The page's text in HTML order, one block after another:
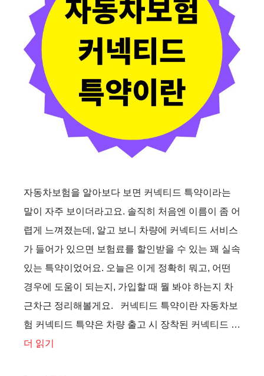
자동차보험을 알아보다 보면 커넥티드 특약이라는
말이 자주 보이더라고요. 솔직히 처음엔 이름이 좀 어
렵게 느껴졌는데, 알고 보니 차량에 커넥티드 서비스
가 들어가 있으면 보험료를 할인받을 수 있는 꽤 실속
있는 특약이었어요. 오늘은 이게 정확히 뭐고, 어떤
경우에 도움이 되는지, 가입할 때 뭘 봐야 하는지 차
근차근 정리해볼게요. 커넥티드 특약이란 자동차보
험 커넥티드 특약은 차량 출고 시 장착된 커넥티드 …
더 읽기